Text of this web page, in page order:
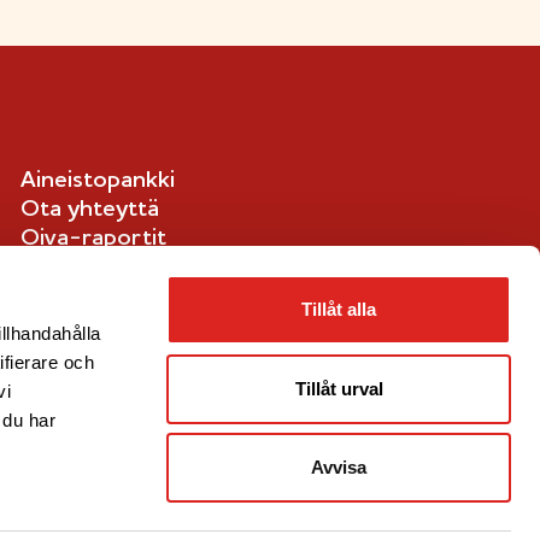
och
har
Tillåt alla
Tillåt urval
Avvisa
Aineistopankki
Ota yhteyttä
Oiva-raportit